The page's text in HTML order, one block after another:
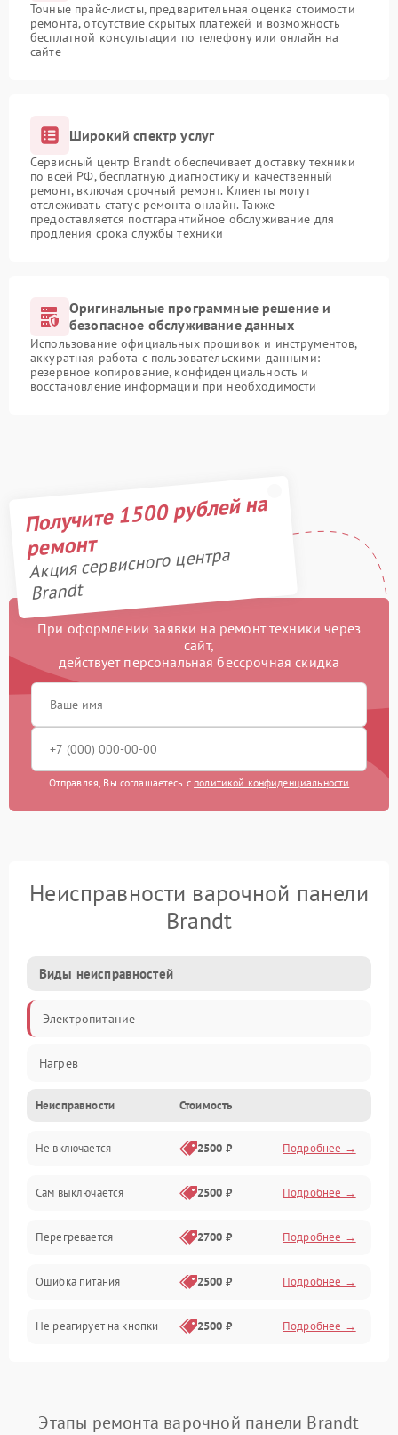
Точные прайс-листы, предварительная оценка стоимости
ремонта, отсутствие скрытых платежей и возможность
бесплатной консультации по телефону или онлайн на
сайте
Широкий спектр услуг
Сервисный центр Brandt обеспечивает доставку техники
по всей РФ, бесплатную диагностику и качественный
ремонт, включая срочный ремонт. Клиенты могут
отслеживать статус ремонта онлайн. Также
предоставляется постгарантийное обслуживание для
продления срока службы техники
Оригинальные программные решение и
безопасное обслуживание данных
Использование официальных прошивок и инструментов,
аккуратная работа с пользовательскими данными:
резервное копирование, конфиденциальность и
восстановление информации при необходимости
Получите 1500 рублей на
ремонт
Акция сервисного центра
Brandt
При оформлении заявки на ремонт техники через
сайт,
действует персональная бессрочная скидка
Отправляя, Вы соглашаетесь с политикой конфиденциальности
Неисправности варочной панели
Brandt
Виды неисправностей
Электропитание
Нагрев
Неисправности Стоимость
Не включается 2500 ₽ Подробнее →
Сам выключается 2500 ₽ Подробнее →
Перегревается 2700 ₽ Подробнее →
Ошибка питания 2500 ₽ Подробнее →
Не реагирует на кнопки 2500 ₽ Подробнее →
Этапы ремонта варочной панели Brandt